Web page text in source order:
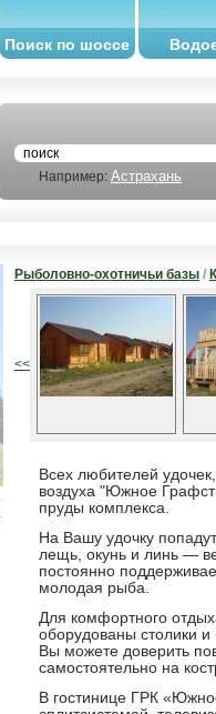
Поиск по шоссе
Например: Астрахань
Рыболовно-охотничьи базы /
<<
Всех любителей
воздуха "Южное
пруды комплекса.
На Вашу удочку
лещь, окунь и линь —
постоянно
молодая рыба.
Для комфортного
оборудованы столики
Вы можете доверить
самостоятельно на
В гостинице ГРК